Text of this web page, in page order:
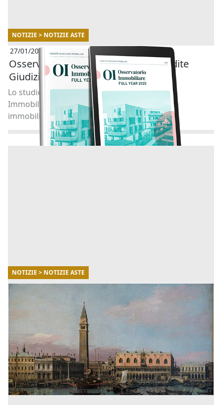
NOTIZIE > NOTIZIE ASTE
27/01/2026
Osservatorio Immobiliare delle Vendite
Giudiziarie di Abilio- Full year 2025
Lo studio realizzato in collaborazione con
Immobiliare.it analizza l’andamento delle aste
immobiliari in Italia. [...]
NOTIZIE > NOTIZIE ASTE
30/07/2025
Canaletto dei record - Perchè conviene
investire in opere d'arte all'asta?
Di seguito potrai scoprire tutti i dettagli di questa
vendita memorabile, con un approfondimento sulle
opportunità da cogliere per compiere investimenti
fruttuosi a [...]